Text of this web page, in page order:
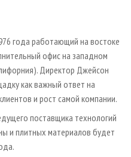
ПЛИТгода работающий на востоке
офис на западном
Директор Джейсон
как важный ответ на
и рост самой компании.
поставщика технологий
и плитных материалов будет